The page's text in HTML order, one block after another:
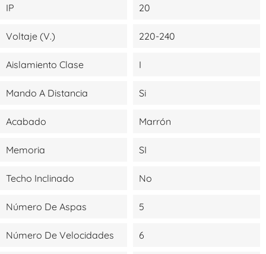
IP 20
Voltaje (V.) 220-240
Aislamiento Clase I
Mando A Distancia Si
Acabado Marrón
Memoria SI
Techo Inclinado No
Número De Aspas 5
Número De Velocidades 6